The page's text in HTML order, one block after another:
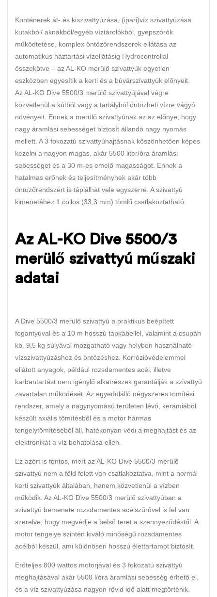
Konténerek át- és kiszivattyúzása, (ipari)víz szivattyúzása
kutakból/ aknákból/egyéb víztárolókból, gyepszórók
működtetése, komplex öntözőrendszerek ellátása az
automatikus háztartási vízellátásig Hydrocontrollal
összekötve – az AL-KO merülő szivattyúk egyetlen
eszközben egyesítik a kerti és a búvárszivattyúk előnyeit.
Az AL-KO Dive 5500/3 merülő szivattyújával végre
közvetlenül a kútból vagy a tartályból öntözheti vízre vágyó
növényeit. Ennek a merülő szivattyúnak az az előnye, hogy
nagy áramlási sebességet biztosít állandó nagy nyomás
mellett. A 3 fokozatú szivattyúhajtásnak köszönhetően képes
kezelni a nagyon magas, akár 5500 liter/óra áramlási
sebességet és a 30 m-es emelő magasságot. Ennek a
hatalmas erőnek és teljesítménynek akár több
öntözőrendszert is táplálhat vele egyszerre. A szivattyú
kimenetéhez 1 collos (33,3 mm) tömlő csatlakoztatható.
Az AL-KO Dive 5500/3
merülő szivattyú műszaki
adatai
A Dive 5500/3 merülő szivattyú a praktikus beépített
fogantyúval és a 10 m hosszú tápkábellel, valamint a csupán
kb. 9,5 kg súlyával mozgatható vagy helyben használható
vízszivattyúzáshoz és öntözéshez. Korrózióvédelemmel
ellátott anyagok, például rozsdamentes acél, illetve
karbantartást nem igénylő alkatrészek garantálják a szivattyú
zavartalan működését. Az egyedülálló négyszeres tömítési
rendszer, amely a nagynyomású területen lévő, kerámiából
készült axiális tömítésből és a motor hármas
tengelytömítéséből áll, hatékonyan védi a meghajtást és az
elektronikát a víz behatolása ellen.
Ez azért is fontos, mert az AL-KO Dive 5500/3 merülő
szivattyú nem a föld felett van csatlakoztatva, mint a normál
kerti szivattyúk általában, hanem közvetlenül a vízben
működik. Az AL-KO Dive 5500/3 merülő szivattyúban a
szivattyú bemenete rozsdamentes acélszűrővel is fel van
szerelve, hogy megvédje a belső teret a szennyeződéstől. A
motor tengelye szintén kiváló minőségű rozsdamentes
acélból készül, ami különösen hosszú élettartamot biztosít.
Erőteljes 800 wattos motorjával és 3 fokozatú szivattyú
meghajtásával akár 5500 l/óra áramlási sebesség érhető el,
és a víz szivattyúzása nagyon rövid idő alatt megtörténik.